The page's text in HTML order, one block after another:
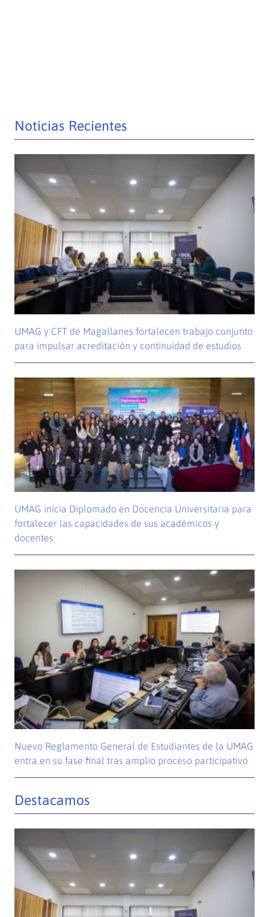
Noticias Recientes
UMAG y CFT de Magallanes fortalecen trabajo conjunto
para impulsar acreditación y continuidad de estudios
UMAG inicia Diplomado en Docencia Universitaria para
fortalecer las capacidades de sus académicos y
docentes
Nuevo Reglamento General de Estudiantes de la UMAG
entra en su fase final tras amplio proceso participativo
Destacamos